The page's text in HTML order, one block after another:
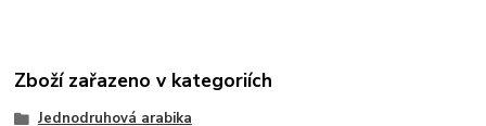
Zboží zařazeno v kategoriích
Jednodruhová arabika